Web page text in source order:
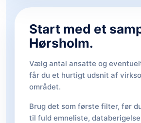
Start med et
Hørsholm.
Vælg antal ansatte og
får du et hurtigt udsnit af
området.
Brug det som første filter, før
til fuld emneliste,